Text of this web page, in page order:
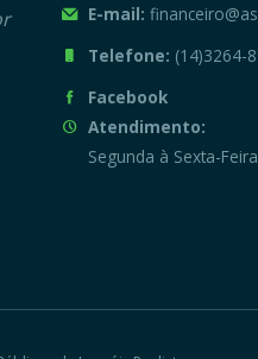
E-mail:
Telefone: (14)3264-
Facebook
Atendimento:
Segunda à Sexta-